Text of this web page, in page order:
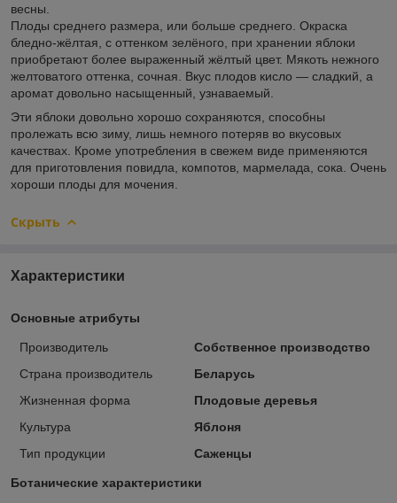
весны.
Плоды среднего размера, или больше среднего. Окраска
бледно-жёлтая, с оттенком зелёного, при хранении яблоки
приобретают более выраженный жёлтый цвет. Мякоть нежного
желтоватого оттенка, сочная. Вкус плодов кисло — сладкий, а
аромат довольно насыщенный, узнаваемый.
Эти яблоки довольно хорошо сохраняются, способны
пролежать всю зиму, лишь немного потеряв во вкусовых
качествах. Кроме употребления в свежем виде применяются
для приготовления повидла, компотов, мармелада, сока. Очень
хороши плоды для мочения.
Скрыть
Характеристики
Основные атрибуты
Производитель
Собственное производство
Страна производитель
Беларусь
Жизненная форма
Плодовые деревья
Культура
Яблоня
Тип продукции
Саженцы
Ботанические характеристики